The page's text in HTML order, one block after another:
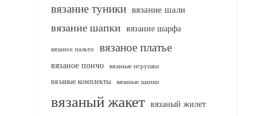
вязание туники вязание шали
вязание шапки вязание шарфа
вязаное пальто вязаное платье
вязаное пончо вязаные игрушки
вязаные комплекты
вязаные шапки
вязаный жакет вязаный жилет